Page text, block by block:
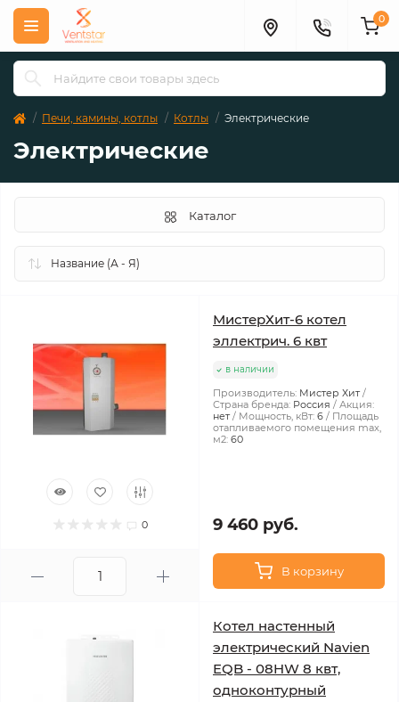
0
Печи, камины, котлы Котлы Электрические
Электрические
Каталог
0
МистерХит-6 котел
эллектрич. 6 квт
в наличии
Производитель: Мистер Хит
Страна бренда: Россия
Акция:
нет
Мощность, кВт: 6
Площадь
отапливаемого помещения max,
м2: 60
9 460 руб.
В корзину
Котел настенный
электрический Navien
EQB - 08HW 8 квт,
одноконтурный